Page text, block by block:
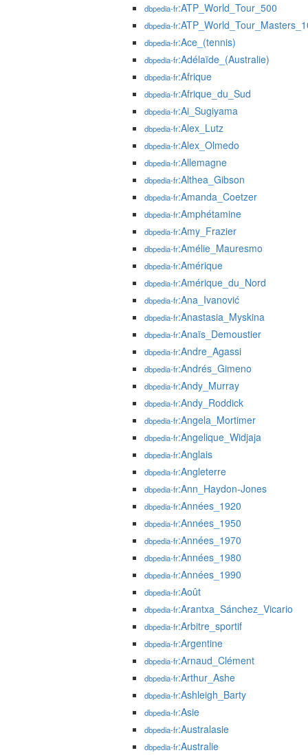
dbpedia-fr:ATP_World_Tour_500
dbpedia-fr
dbpedia-fr:Ace_(tennis)
dbpedia-fr:Adélaïde_(Australie)
dbpedia-fr:Afrique
dbpedia-fr:Afrique_du_Sud
dbpedia-fr:Ai_Sugiyama
dbpedia-fr:Alex_Lutz
dbpedia-fr:Alex_Olmedo
dbpedia-fr:Allemagne
dbpedia-fr:Althea_Gibson
dbpedia-fr:Amanda_Coetzer
dbpedia-fr:Amphétamine
dbpedia-fr:Amy_Frazier
dbpedia-fr:Amélie_Mauresmo
dbpedia-fr:Amérique
dbpedia-fr:Amérique_du_Nord
dbpedia-fr:Ana_Ivanović
dbpedia-fr:Anastasia_Myskina
dbpedia-fr:Anaïs_Demoustier
dbpedia-fr:Andre_Agassi
dbpedia-fr:Andrés_Gimeno
dbpedia-fr:Andy_Murray
dbpedia-fr:Andy_Roddick
dbpedia-fr:Angela_Mortimer
dbpedia-fr:Angelique_Widjaja
dbpedia-fr:Anglais
dbpedia-fr:Angleterre
dbpedia-fr:Ann_Haydon-Jones
dbpedia-fr:Années_1920
dbpedia-fr:Années_1950
dbpedia-fr:Années_1970
dbpedia-fr:Années_1980
dbpedia-fr:Années_1990
dbpedia-fr:Août
dbpedia-fr:Arantxa_Sánchez_Vicario
dbpedia-fr:Arbitre_sportif
dbpedia-fr:Argentine
dbpedia-fr:Arnaud_Clément
dbpedia-fr:Arthur_Ashe
dbpedia-fr:Ashleigh_Barty
dbpedia-fr:Asie
dbpedia-fr:Australasie
dbpedia-fr:Australie